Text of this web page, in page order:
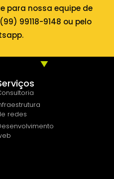
para nossa equipe de
99118-9148 ou pelo
redes